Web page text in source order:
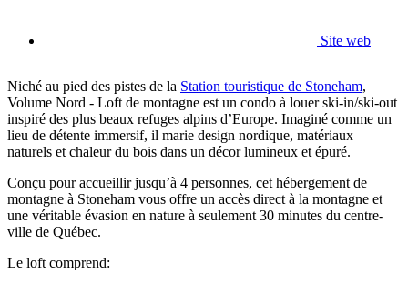
Site web
Niché au pied des pistes de la Station touristique de Stoneham,
Volume Nord - Loft de montagne est un condo à louer ski-in/ski-out
inspiré des plus beaux refuges alpins d’Europe. Imaginé comme un
lieu de détente immersif, il marie design nordique, matériaux
naturels et chaleur du bois dans un décor lumineux et épuré.
Conçu pour accueillir jusqu’à 4 personnes, cet hébergement de
montagne à Stoneham vous offre un accès direct à la montagne et
une véritable évasion en nature à seulement 30 minutes du centre-
ville de Québec.
Le loft comprend: